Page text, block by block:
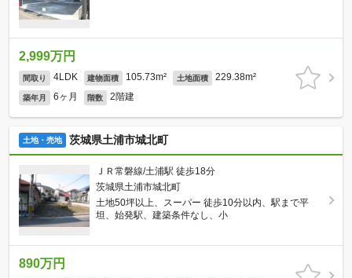
2,999万円
間取り 4LDK 建物面積 105.73m² 土地面積 229.38m²
築年月 6ヶ月 階数 2階建
土地・売地 茨城県土浦市城北町
ＪＲ常磐線/土浦駅 徒歩18分
茨城県土浦市城北町
土地50坪以上、スーパー 徒歩10分以内、駅まで平
坦、始発駅、建築条件なし、小
890万円